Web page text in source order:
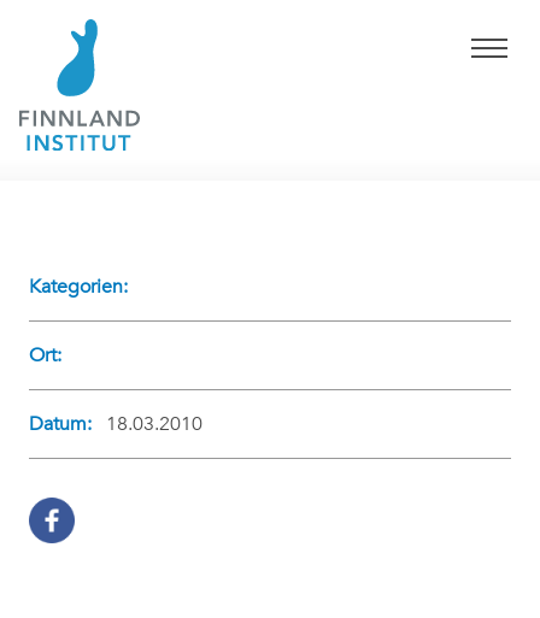
Kategorien:
Ort:
Datum: 18.03.2010